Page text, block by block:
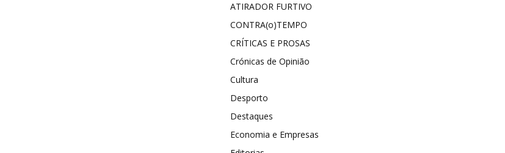
ATIRADOR FURTIVO
CONTRA(o)TEMPO
CRÍTICAS E PROSAS
Crónicas de Opinião
Cultura
Desporto
Destaques
Economia e Empresas